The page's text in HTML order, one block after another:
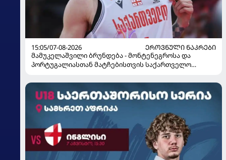
15:05/07-08-2026
ᲔᲠᲝᲕᲜᲣᲚᲘ ᲜᲐᲙᲠᲔᲑᲘ
მამუკელაშვილი ბრუნდება - მონტენეგროსა და
პორტუგალიასთან მატჩებისთვის საქართველო